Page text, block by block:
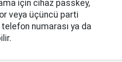
için cihaz passkey,
veya üçüncü parti
numarası ya da